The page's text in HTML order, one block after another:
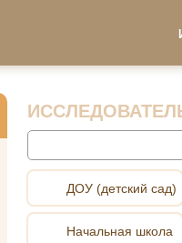
ДОУ (детский сад)
Начальная школа